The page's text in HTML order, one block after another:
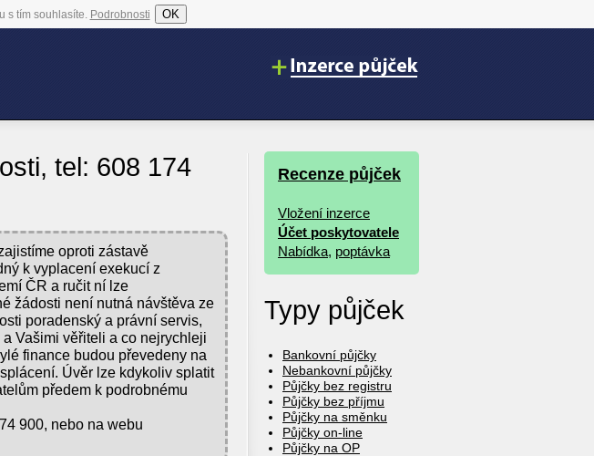
s tím souhlasíte. Podrobnosti OK
tel: 608 174
oproti zástavě
k vyplacení exekucí z
ČR a ručit ní lze
žádosti není nutná návštěva ze
poradenský a právní servis,
Vašimi věřiteli a co nejrychleji
finance budou převedeny na
Úvěr lze kdykoliv splatit
předem k podrobnému
900, nebo na webu
Recenze půjček
Vložení inzerce
Účet poskytovatele
Nabídka, poptávka
Typy půjček
Bankovní půjčky
Nebankovní půjčky
Půjčky bez registru
Půjčky bez příjmu
Půjčky na směnku
Půjčky on-line
Půjčky na OP